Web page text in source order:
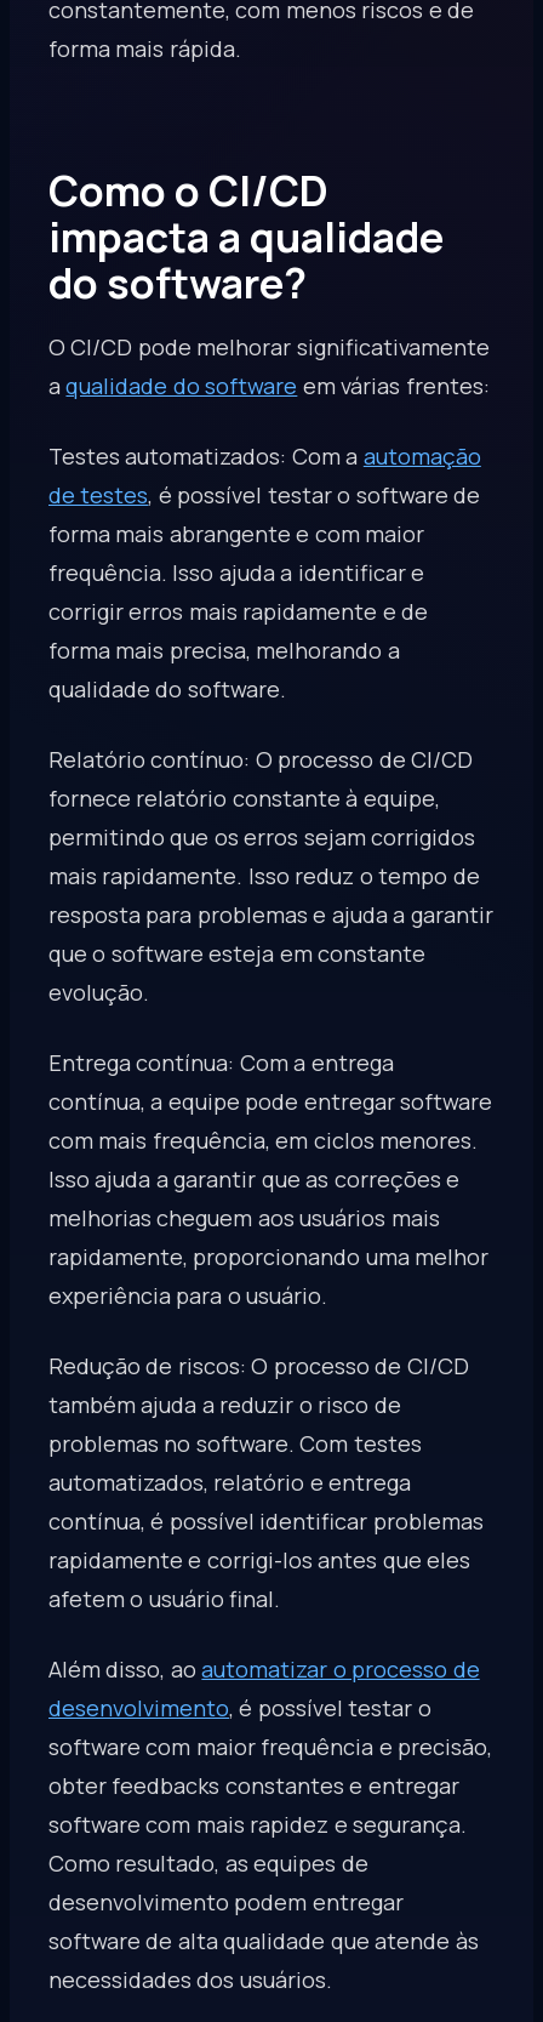
constantemente, com menos riscos e de
forma mais rápida.
Como o CI/CD
impacta a qualidade
do software?
O CI/CD pode melhorar significativamente
aqualidade do software em várias frentes:
Testes automatizados: Com a automação
de testes, é possível testar o software de
forma mais abrangente e com maior
frequência. Isso ajuda a identificar e
corrigir erros mais rapidamente e de
forma mais precisa, melhorando a
qualidade do software.
Relatório contínuo: O processo de CI/CD
fornece relatório constante à equipe,
permitindo que os erros sejam corrigidos
mais rapidamente. Isso reduz o tempo de
resposta para problemas e ajuda a garantir
que o software esteja em constante
evolução.
Entrega contínua: Com a entrega
contínua, a equipe pode entregar software
com mais frequência, em ciclos menores.
Isso ajuda a garantir que as correções e
melhorias cheguem aos usuários mais
rapidamente, proporcionando uma melhor
experiência para o usuário.
Redução de riscos: O processo de CI/CD
também ajuda a reduzir o risco de
problemas no software. Com testes
automatizados, relatório e entrega
contínua, é possível identificar problemas
rapidamente e corrigi-los antes que eles
afetem o usuário final.
Além disso, aoautomatizar o processo de
desenvolvimento, é possível testar o
software com maior frequência e precisão,
obter feedbacks constantes e entregar
software com mais rapidez e segurança.
Como resultado, as equipes de
desenvolvimento podem entregar
software de alta qualidade que atende às
necessidades dos usuários.